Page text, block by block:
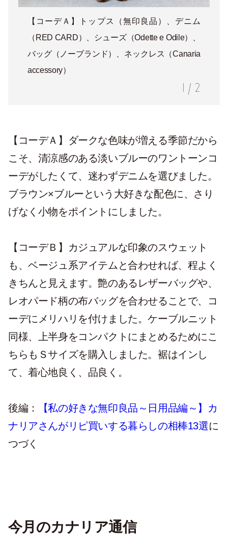
【コーデＡ】トップス（無印良品）、デニム
（RED CARD）、シューズ（Odette e Odile）、
バッグ（ノーブランド）、ネックレス（Canaria
accessory）
1 / 2
【コーデＡ】ダークな色味が増える季節だから
こそ、清涼感のある淡いブルーのワントーンコ
ーデがしたくて、迷わずデニムを選びました。
ブラウン×ブルーという大好きな配色に、さり
げなく小物をポイントにしました。
【コーデＢ】カジュアルな印象のスウェット
も、ベージュ系アイテムと合わせれば、程よく
きちんと見えます。艶のあるレザーバッグや、
レオパード柄の布バッグを合わせることで、コ
ーデにメリハリを付けました。ケーブルニット
同様、上半身をコンパクトにまとめるためにこ
ちらもＳサイズを購入しました。裾はインし
て、着心地良く、品良く。
後編：
【私の好きな無印良品～日用品編～】カ
ナリアさんがリピ買いする暮らしの相棒13選に
つづく
今月のカナリア通信